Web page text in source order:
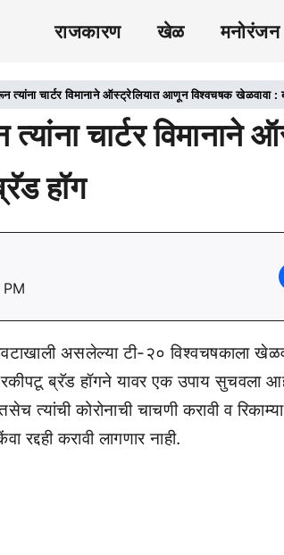
राजकारण खेळ मनोरंजन
त्यांना चार्टर विमानाने ऑस्ट्रेलियात आणून विश्वचषक खेळवावा :
चार्टर विमानाने
हॉग
असलेल्या टी-२० विश्वचषकाला
ब्रॅड हॉगने यावर एक उपाय सुचवला
त्यांची कोरोनाची चाचणी करावी व
रद्दही करावी लागणार नाही.